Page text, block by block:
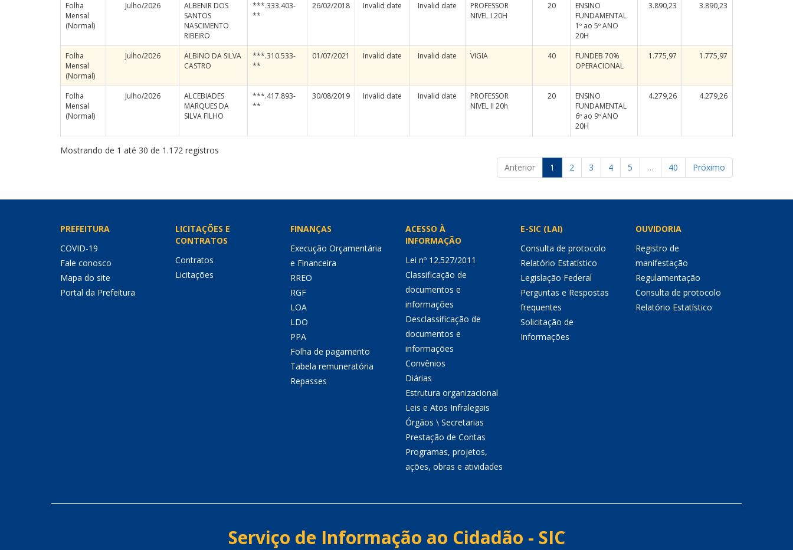
Folha
Mensal
(Normal)
Julho/2026
ALBENIR DOS
SANTOS
NASCIMENTO
RIBEIRO
***.333.403-
**
26/02/2018 Invalid date Invalid date
PROFESSOR
NIVEL I 20H
20
ENSINO
FUNDAMENTAL
1º ao 5º ANO
20H
3.890,23 3.890,23
Folha
Mensal
(Normal)
Julho/2026
ALBINO DA SILVA
CASTRO
***.310.533-
**
01/07/2021 Invalid date Invalid date VIGIA 40
FUNDEB 70%
OPERACIONAL
1.775,97 1.775,97
Folha
Mensal
(Normal)
Julho/2026
ALCEBIADES
MARQUES DA
SILVA FILHO
***.417.893-
**
30/08/2019 Invalid date Invalid date
PROFESSOR
NIVEL II 20h
20
ENSINO
FUNDAMENTAL
6º ao 9º ANO
20H
4.279,26 4.279,26
Mostrando de 1 até 30 de 1.172 registros
Anterior
1 2 3 4 5 … 40 Próximo
PREFEITURA
COVID-19
Fale conosco
Mapa do site
Portal da Prefeitura
LICITAÇÕES E
CONTRATOS
Contratos
Licitações
FINANÇAS
Execução Orçamentária
e Financeira
RREO
RGF
LOA
LDO
PPA
Folha de pagamento
Tabela remuneratória
Repasses
ACESSO À
INFORMAÇÃO
Lei nº 12.527/2011
Classificação de
documentos e
informações
Desclassificação de
documentos e
informações
Convênios
Diárias
Estrutura organizacional
Leis e Atos Infralegais
Órgãos \ Secretarias
Prestação de Contas
Programas, projetos,
ações, obras e atividades
E-SIC (LAI)
Consulta de protocolo
Relatório Estatístico
Legislação Federal
Perguntas e Respostas
frequentes
Solicitação de
Informações
OUVIDORIA
Registro de
manifestação
Regulamentação
Consulta de protocolo
Relatório Estatístico
Serviço de Informação ao Cidadão - SIC